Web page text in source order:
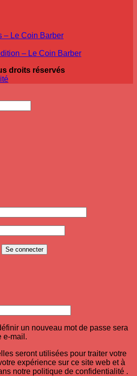
– Le Coin Barber
– Le Coin Barber
droits réservés
Se connecter
un nouveau mot de passe sera
e-mail.
seront utilisées pour traiter votre
expérience sur ce site web et à
notre politique de confidentialité .